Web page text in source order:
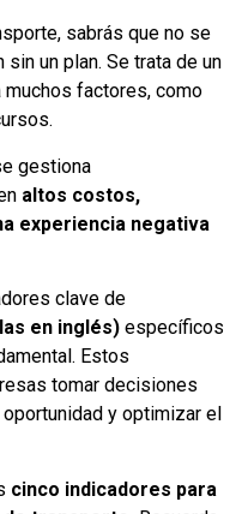
sabrás que no se
un plan. Se trata de un
factores, como
gestiona
altos costos,
experiencia negativa
clave de
en inglés) específicos
Estos
tomar decisiones
y optimizar el
cinco indicadores para